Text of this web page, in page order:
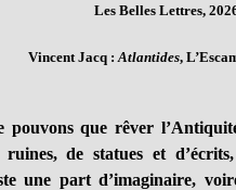
Les Belles Lettres,
Vincent Jacq :Atlantides,
pouvons que rêver
ruines, de statues et
une part d’imaginaire,